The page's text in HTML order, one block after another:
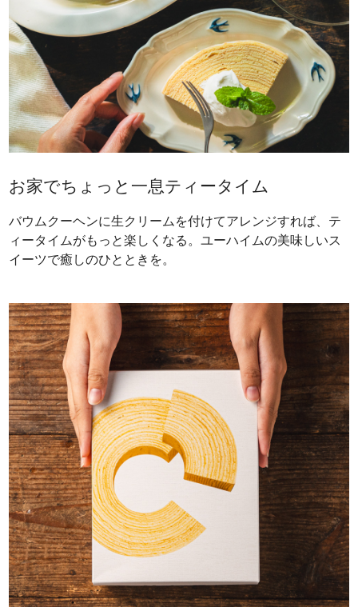
お家でちょっと一息ティータイム
バウムクーヘンに生クリームを付けてアレンジすれば、テ
ィータイムがもっと楽しくなる。ユーハイムの美味しいス
イーツで癒しのひとときを。